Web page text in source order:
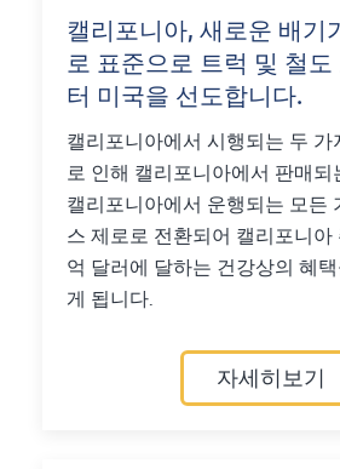
캘리포니아, 새로운 배기
로 표준으로 트럭 및 철도
터 미국을 선도합니다.
캘리포니아에서 시행되는 두 가
로 인해 캘리포니아에서 판매
캘리포니아에서 운행되는 모든
스 제로로 전환되어 캘리포니아
억 달러에 달하는 건강상의 혜
게 됩니다.
자세히보기